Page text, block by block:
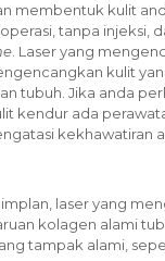
membentuk kulit
tanpa injeksi,
. Laser yang
kulit
tubuh. Jika anda
kendur ada
kekhawatiran
laser yang
kolagen alami
tampak alami,